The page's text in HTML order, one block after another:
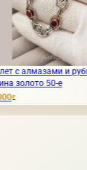
и рубинами
50-е